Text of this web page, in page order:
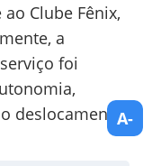
Clube Fênix,
a
foi
deslocamentoA-